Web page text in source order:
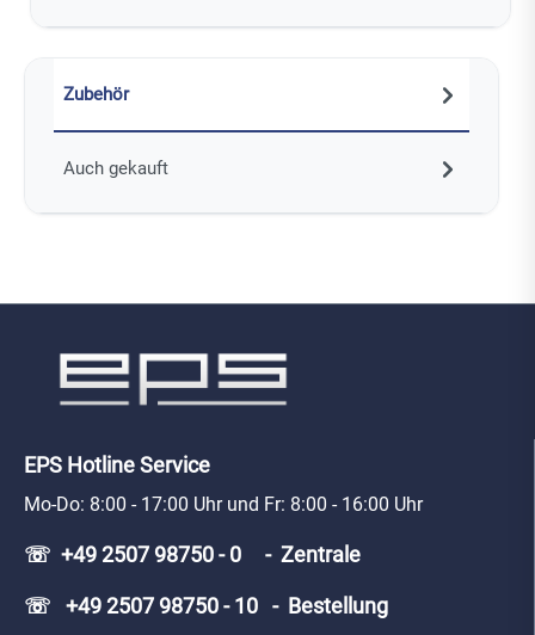
Zubehör
Auch gekauft
EPS Hotline Service
Mo-Do: 8:00 - 17:00 Uhr und Fr: 8:00 - 16:00 Uhr
☏ +49 2507 98750 - 0 - Zentrale
☏ +49 2507 98750 - 10 - Bestellung